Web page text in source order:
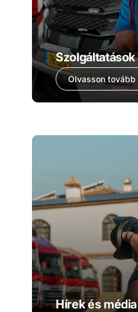
Szolgáltatások
Olvasson tovább
Hírek és média